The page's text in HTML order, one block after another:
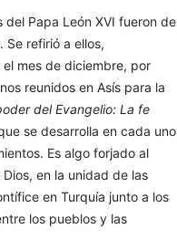
Papa León XVI fueron de
refirió a ellos,
mes de diciembre, por
reunidos en Asís para la
del Evangelio: La fe
se desarrolla en cada uno
Es algo forjado al
en la unidad de las
en Turquía junto a los
los pueblos y las